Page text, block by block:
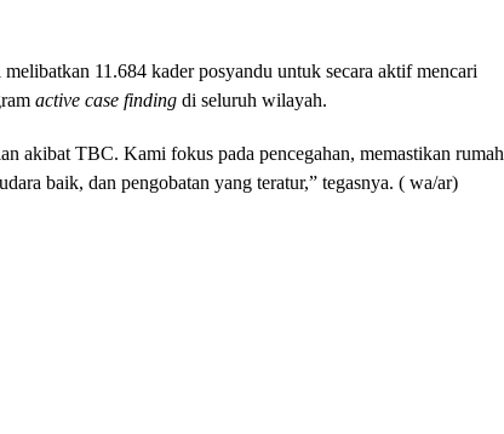
11.684 kader posyandu untuk secara aktif mencari
active case finding di seluruh wilayah.
akibat TBC. Kami fokus pada pencegahan, memastikan rumah
baik, dan pengobatan yang teratur,” tegasnya. ( wa/ar)